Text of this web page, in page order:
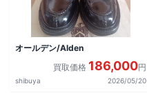
オールデン/Alden
買取価格 186,000円
shibuya 2026/05/20